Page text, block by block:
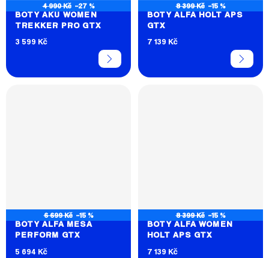
4 990 Kč –27 %
BOTY AKU WOMEN
TREKKER PRO GTX
3 599 Kč
8 399 Kč –15 %
BOTY ALFA HOLT APS
GTX
7 139 Kč
6 699 Kč –15 %
BOTY ALFA MESA
PERFORM GTX
5 694 Kč
8 399 Kč –15 %
BOTY ALFA WOMEN
HOLT APS GTX
7 139 Kč